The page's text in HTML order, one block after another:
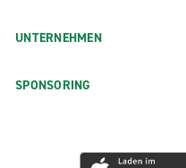
UNTERNEHMEN
SPONSORING